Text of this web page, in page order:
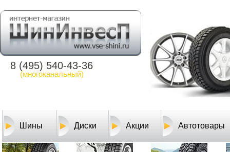
8 (495) 540-43-36
(многоканальный)
Шины Диски Акции Автотовары